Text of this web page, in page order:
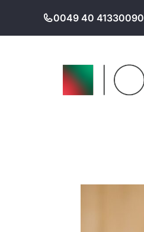
springen
0049 40 41330090